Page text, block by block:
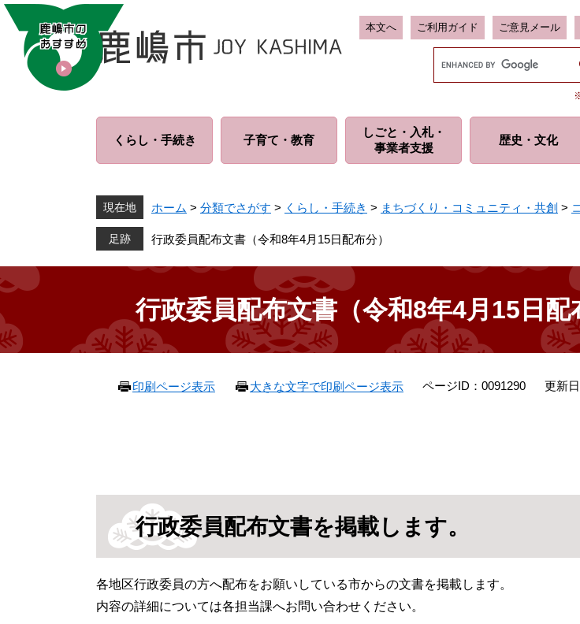
ペ
メ
本文へ ご利用ガイド ご意見メール
ム
くらし・ 手続き 子育て・ 教育
しごと・入札・
事業者支援
歴史・ 文化
現在地 ホーム > 分類でさがす > くらし・手続き > まちづくり・コミュニティ・共創 >
行政委員配布文書（令和8年4月15日配布分）
行政委員配布文書（令和8年4月15日配
印刷ページ表示 大きな文字で印刷ページ表示 ページID：0091290 更新
行政委員配布文書を掲載します。
各地区行政委員の方へ配布をお願いしている市からの文書を掲載します。
内容の詳細については各担当課へお問い合わせください。